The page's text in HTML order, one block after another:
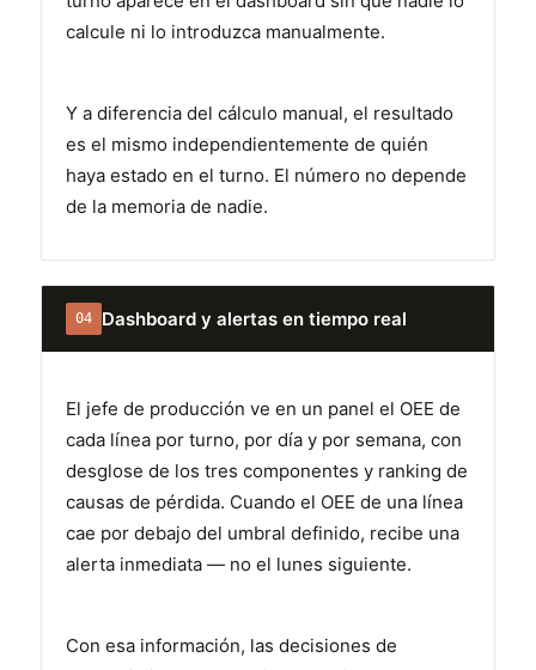
calcule ni lo introduzca manualmente.
Y a diferencia del cálculo manual, el resultado
es el mismo independientemente de quién
haya estado en el turno. El número no depende
de la memoria de nadie.
04 Dashboard y alertas en tiempo real
El jefe de producción ve en un panel el OEE de
cada línea por turno, por día y por semana, con
desglose de los tres componentes y ranking de
causas de pérdida. Cuando el OEE de una línea
cae por debajo del umbral definido, recibe una
alerta inmediata — no el lunes siguiente.
Con esa información, las decisiones de